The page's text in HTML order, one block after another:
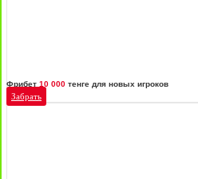
Фрибет 10 000 тенге для новых игроков
Забрать